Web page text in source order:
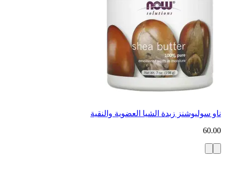
ناو سوليوشنز زبدة الشيا العضوية والنقية
60.00